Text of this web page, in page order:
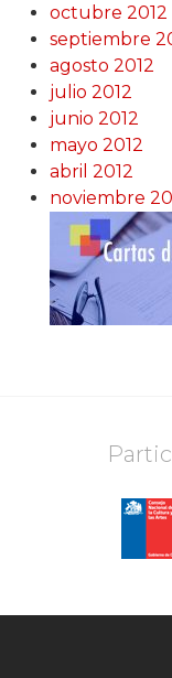
octubre 2012
septiembre
agosto 2012
julio 2012
junio 2012
mayo 2012
abril 2012
noviembre